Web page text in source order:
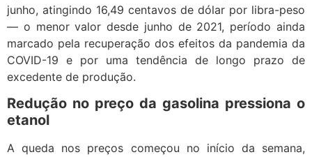
junho, atingindo 16,49 centavos de dólar por libra-peso
— o menor valor desde junho de 2021, período ainda
marcado pela recuperação dos efeitos da pandemia da
COVID-19 e por uma tendência de longo prazo de
excedente de produção.
Redução no preço da gasolina pressiona o
etanol
A queda nos preços começou no início da semana,